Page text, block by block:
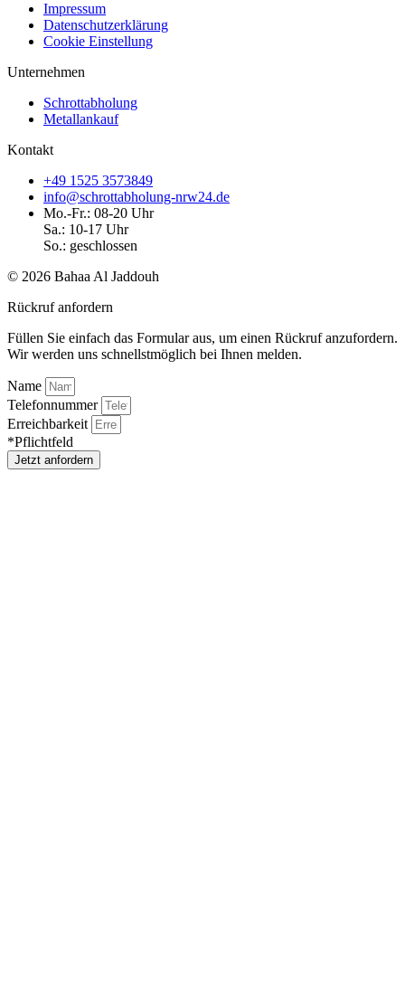
Impressum
Datenschutzerklärung
Cookie Einstellung
Unternehmen
Schrottabholung
Metallankauf
Kontakt
+49 1525 3573849
info@schrottabholung-nrw24.de
Mo.-Fr.: 08-20 Uhr
Sa.: 10-17 Uhr
So.: geschlossen
© 2026 Bahaa Al Jaddouh
Rückruf anfordern
Füllen Sie einfach das Formular aus, um einen Rückruf anzufordern.
Wir werden uns schnellstmöglich bei Ihnen melden.
Name
Telefonnummer
Erreichbarkeit
*Pflichtfeld
Jetzt anfordern